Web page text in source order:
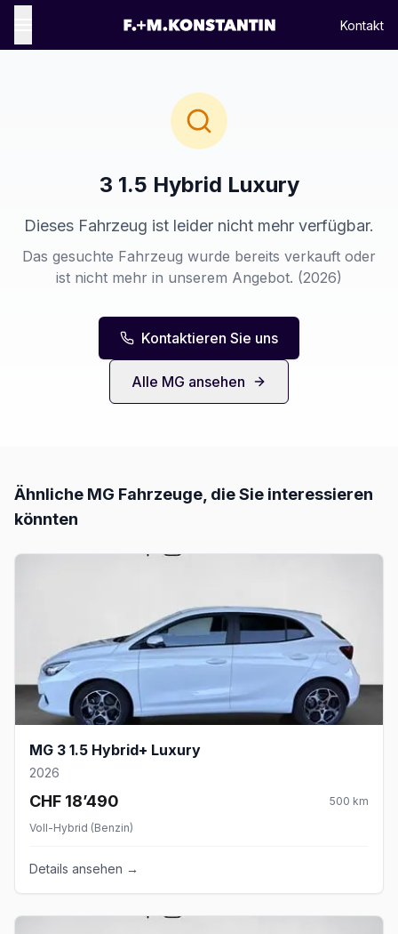
Kontakt
3 1.5 Hybrid Luxury
Dieses Fahrzeug ist leider nicht mehr verfügbar.
Das gesuchte Fahrzeug wurde bereits verkauft oder
ist nicht mehr in unserem Angebot. (2026)
Kontaktieren Sie uns
Alle MG ansehen
Ähnliche MG Fahrzeuge, die Sie interessieren
könnten
MG 3 1.5 Hybrid+ Luxury
2026
CHF 18’490 500 km
Voll-Hybrid (Benzin)
Details ansehen →